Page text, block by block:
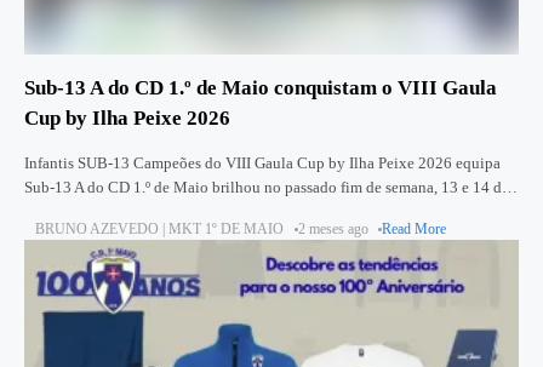
Sub-13 A do CD 1.º de Maio conquistam o VIII Gaula
Cup by Ilha Peixe 2026
Infantis SUB-13 Campeões do VIII Gaula Cup by Ilha Peixe 2026 equipa
Sub-13 A do CD 1.º de Maio brilhou no passado fim de semana, 13 e 14 de
BRUNO AZEVEDO | MKT 1º DE MAIO 2 meses ago Read More